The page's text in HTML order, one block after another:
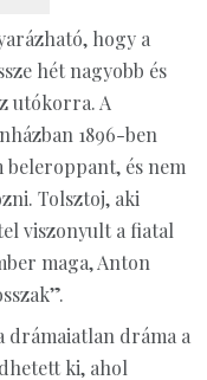
hogy a
hét nagyobb és
utókorra. A
1896-ben
beleroppant, és nem
Tolsztoj, aki
viszonyult a fiatal
maga, Anton
drámaiatlan dráma a
ki, ahol